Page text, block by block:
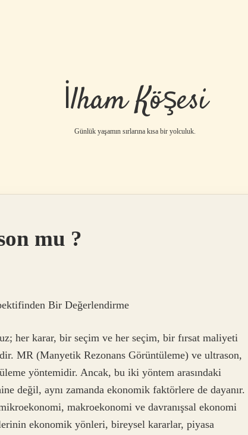
İlham Köşesi
Günlük yaşamın sırlarına kısa bir yolculuk.
mu ?
Bir Değerlendirme
her karar, bir seçim ve her seçim, bir fırsat maliyeti
MR (Manyetik Rezonans Görüntüleme) ve ultrason,
yöntemidir. Ancak, bu iki yöntem arasındaki
değil, aynı zamanda ekonomik faktörlere de dayanır.
makroekonomi ve davranışsal ekonomi
ekonomik yönleri, bireysel kararlar, piyasa